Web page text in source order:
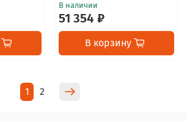
В наличии
51 354 ₽
В корзину
1 2